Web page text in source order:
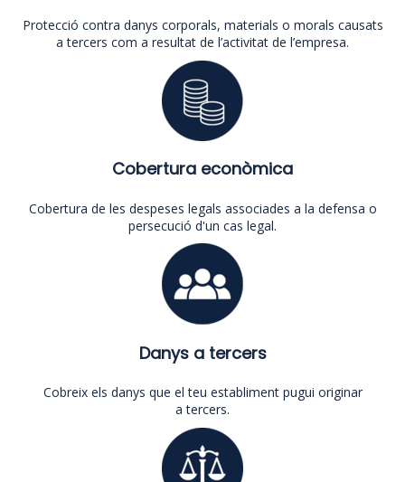
Protecció contra danys corporals, materials o morals causats
a tercers com a resultat de l’activitat de l’empresa.
Cobertura econòmica
Cobertura de les despeses legals associades a la defensa o
persecució d'un cas legal.
Danys a tercers
Cobreix els danys que el teu establiment pugui originar
a tercers.